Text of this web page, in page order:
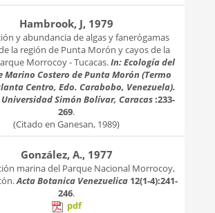
Hambrook, J, 1979
y abundancia de algas y fanerógamas
la región de Punta Morón y cayos de la
Morrocoy - Tucacas.In: Ecología del
Marino Costero de Punta Morón (Termo
Centro, Edo. Carabobo, Venezuela).
Simón Bolívar, Caracas:233-
269.
(Citado en Ganesan, 1989)
González, A., 1977
marina del Parque Nacional Morrocoy,
Acta Botanica Venezuelica 12(1-4):241-
246.
pdf